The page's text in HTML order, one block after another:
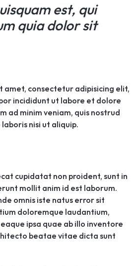
est, qui
quia dolor sit
amet, consectetur adipisicing elit,
incididunt ut labore et dolore
ad minim veniam, quis nostrud
nisi ut aliquip.
cupidatat non proident, sunt in
mollit anim id est laborum.
omnis iste natus error sit
doloremque laudantium,
ipsa quae ab illo inventore
beatae vitae dicta sunt